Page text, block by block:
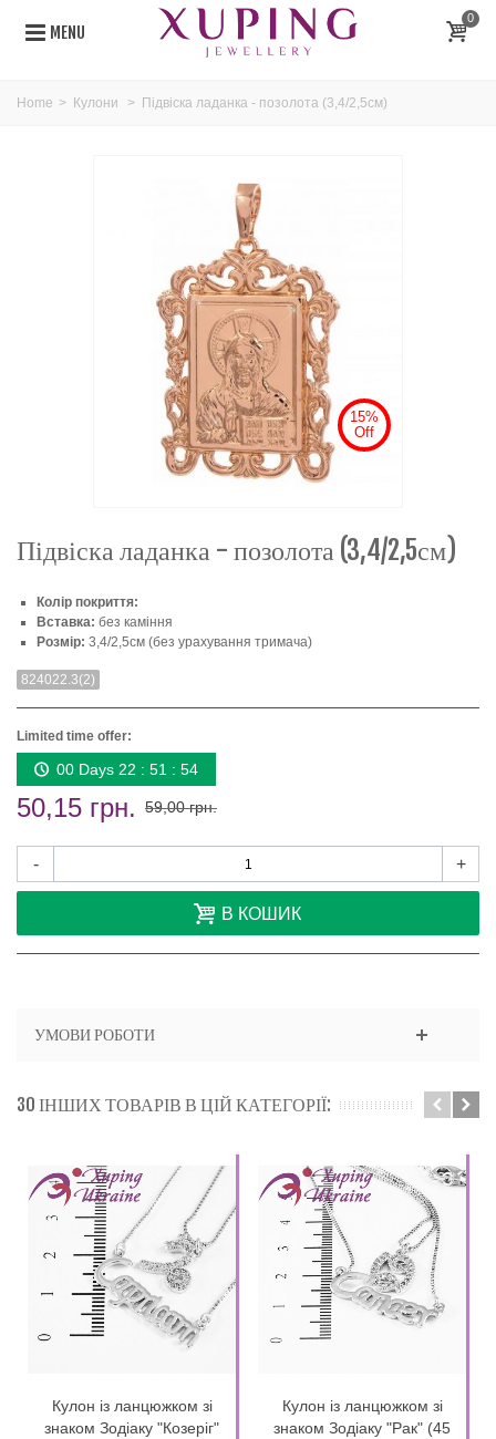
MENU
0
Home > Кулони > Підвіска ладанка - позолота (3,4/2,5см)
15%
Off
Підвіска ладанка - позолота (3,4/2,5см)
Колір покриття:
Вставка: без каміння
Розмір: 3,4/2,5см (без урахування тримача)
824022.3(2)
Limited time offer:
00 Days 22 : 51 : 54
50,15 грн. 59,00 грн.
- +
В КОШИК
УМОВИ РОБОТИ
30 ІНШИХ ТОВАРІВ В ЦІЙ КАТЕГОРІЇ:
Кулон із ланцюжком зі
знаком Зодіаку "Козеріг"
Кулон із ланцюжком зі
знаком Зодіаку "Рак" (45